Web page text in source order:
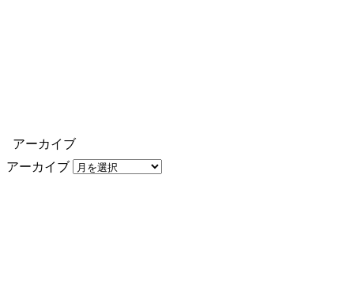
アーカイブ
アーカイブ